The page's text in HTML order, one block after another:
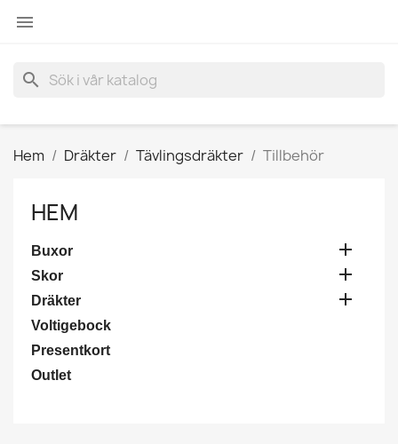

search
Hem Dräkter Tävlingsdräkter Tillbehör
HEM
Buxor 
Skor 
Dräkter 
Voltigebock
Presentkort
Outlet